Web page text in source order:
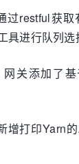
过restful获
进行队列选
网关添加了
增打印Yarn